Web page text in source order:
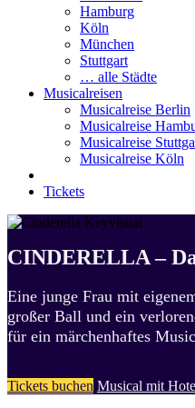
Hamburg
Köln
München
Stuttgart
… alle Städte
Musicalreisen
Musicalreise Berlin
Musicalreise
Musicalreise
Musicalreise Köln
Tickets
CINDERELLA –
Eine junge Frau mit
großer Ball und ein
für ein märchenhaftes
Tickets buchen Musical mit